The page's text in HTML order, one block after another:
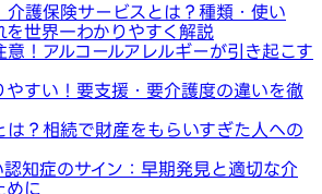
介護保険サービスとは？種類・使い
を世界一わかりやすく解説
！アルコールアレルギーが引き起こす
やすい！要支援・要介護度の違いを徹
は？相続で財産をもらいすぎた人への
認知症のサイン：早期発見と適切な介
めに